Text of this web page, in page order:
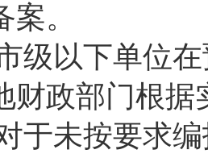
。
级以下单位
财政部门根据
于未按要求